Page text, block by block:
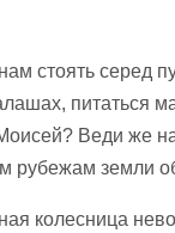
стоять серед
питаться
Веди же
рубежам земли
колесница